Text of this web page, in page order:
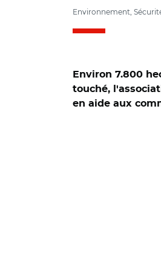
Environnement,
Environ 7.800
touché,
en aide aux